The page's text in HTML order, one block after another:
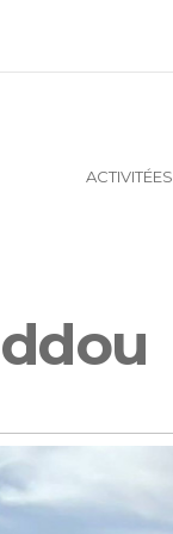
ACTIVITÉES